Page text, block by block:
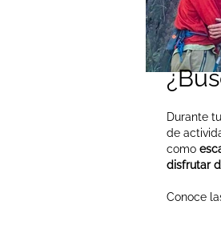
Durante
de
como
disfrutar
Conoce